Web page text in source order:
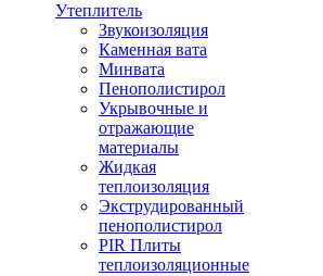
Утеплитель
Звукоизоляция
Каменная вата
Минвата
Пенополистирол
Укрывочные и
отражающие
материалы
Жидкая
теплоизоляция
Экструдированный
пенополистирол
PIR Плиты
теплоизоляционные